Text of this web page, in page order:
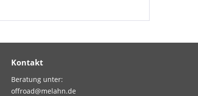
Kontakt
Beratung unter:
offroad@melahn.de